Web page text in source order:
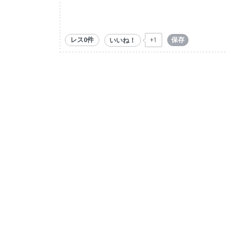
レス0件 いいね！ +1 保存